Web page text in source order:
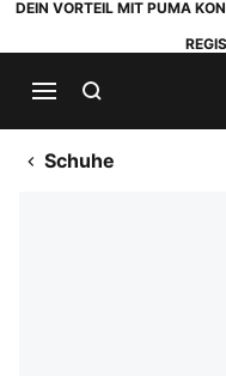
DEIN VORTEIL MIT PUMA
Schuhe